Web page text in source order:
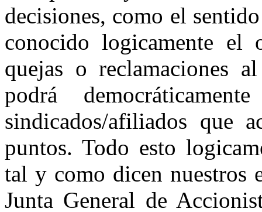
decisiones, como el
conocido logicamente el
quejas o reclamaciones
podrá democráticamente
sindicados/afiliados que
puntos. Todo esto
tal y como dicen nuestros
Junta General de